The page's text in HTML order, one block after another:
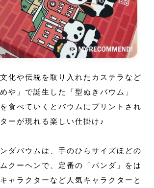
化や伝統を取り入れたカステラなど
や」で誕生した「型ぬきバウム」
食べていくとバウムにプリントされ
ーが現れる楽しい仕掛け♪
ダバウムは、手のひらサイズほどの
クーヘンで、定番の「パンダ」をは
ャラクターなど人気キャラクターと